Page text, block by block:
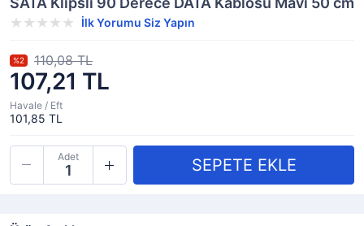
İlk Yorumu Siz Yapın
107,21 TL
%2 110,08 TL
Havale / Eft
101,85 TL
Adet